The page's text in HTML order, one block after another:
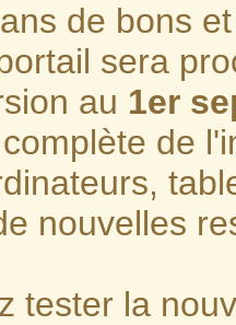
de bons
sera
au 1er
de
nouvelles
tester la